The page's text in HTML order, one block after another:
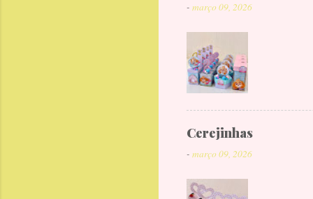
- março 09, 2026
Cerejinhas
- março 09, 2026